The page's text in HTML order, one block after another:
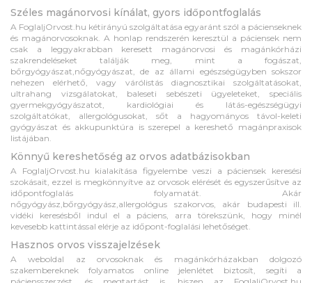
Széles magánorvosi kínálat, gyors időpontfoglalás
A FoglaljOrvost.hu kétirányú szolgáltatása egyaránt szól a pácienseknek
és magánorvosoknak. A honlap rendszerén keresztül a páciensek nem
csak a leggyakrabban keresett magánorvosi és magánkórházi
szakrendeléseket találják meg, mint a fogászat,
bőrgyógyászat,nőgyógyászat, de az állami egészségügyben sokszor
nehezen elérhető, vagy várólistás diagnosztikai szolgáltatásokat,
ultrahang vizsgálatokat, baleseti sebészeti ügyeleteket, speciális
gyermekgyógyászatot, kardiológiai és látás-egészségügyi
szolgáltatókat, allergológusokat, sőt a hagyományos távol-keleti
gyógyászat és akkupunktúra is szerepel a kereshető magánpraxisok
listájában.
Könnyű kereshetőség az orvos adatbázisokban
A FoglaljOrvost.hu kialakítása figyelembe veszi a páciensek keresési
szokásait, ezzel is megkönnyítve az orvosok elérését és egyszerűsítve az
időpontfoglalás folyamatát. Akár
nőgyógyász,bőrgyógyász,allergológus szakorvos, akár budapesti ill.
vidéki keresésből indul el a páciens, arra törekszünk, hogy minél
kevesebb kattintással elérje az időpont-foglalási lehetőséget.
Hasznos orvos visszajelzések
A weboldal az orvosoknak és magánkórházakban dolgozó
szakembereknek folyamatos online jelenlétet biztosít, segíti a